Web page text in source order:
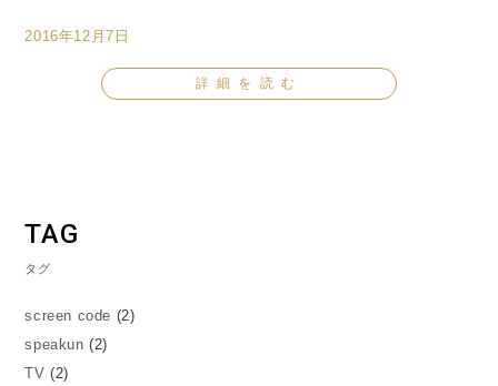
2016年12月7日
詳細を読む
TAG
タグ
screen code (2)
speakun (2)
TV (2)